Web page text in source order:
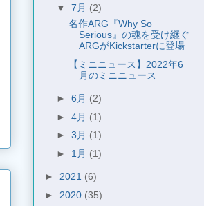
▼ 7月 (2)
名作ARG『Why So
Serious』の魂を受け継ぐ
ARGがKickstarterに登場
【ミニニュース】2022年6
月のミニニュース
► 6月 (2)
► 4月 (1)
► 3月 (1)
► 1月 (1)
► 2021 (6)
► 2020 (35)